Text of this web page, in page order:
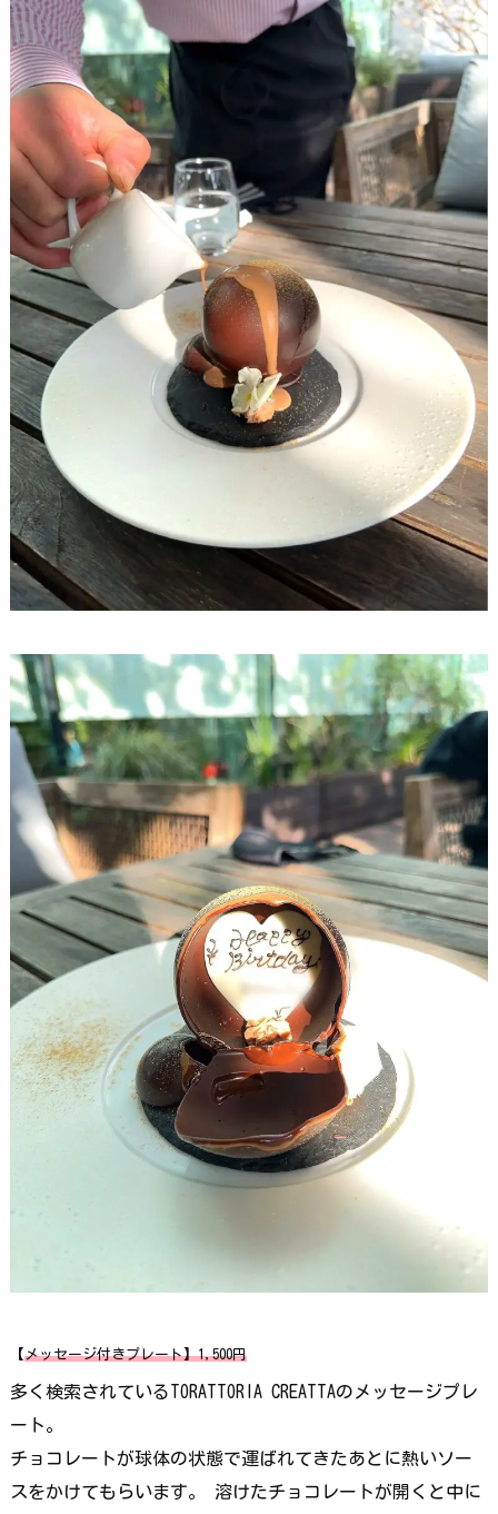
【メッセージ付きプレート】1,500円
多く検索されているTORATTORIA CREATTAのメッセージプレ
ート。
チョコレートが球体の状態で運ばれてきたあとに熱いソー
スをかけてもらいます。 溶けたチョコレートが開くと中に